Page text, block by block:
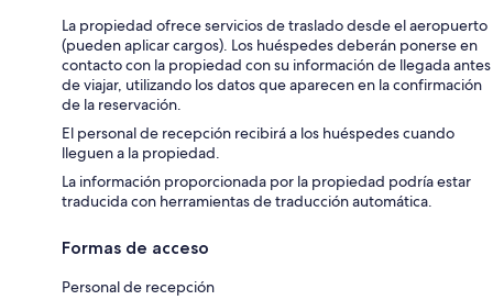
La propiedad ofrece servicios de traslado desde el aeropuerto
(pueden aplicar cargos). Los huéspedes deberán ponerse en
contacto con la propiedad con su información de llegada antes
de viajar, utilizando los datos que aparecen en la confirmación
de la reservación.
El personal de recepción recibirá a los huéspedes cuando
lleguen a la propiedad.
La información proporcionada por la propiedad podría estar
traducida con herramientas de traducción automática.
Formas de acceso
Personal de recepción